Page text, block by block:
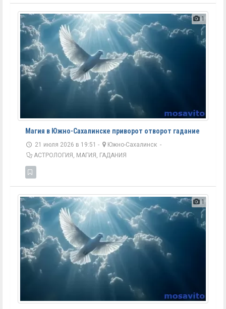
1
Магия в Южно-Сахалинске приворот отворот гадание
21 июля 2026 в 19:51 - Южно-Сахалинск -
АСТРОЛОГИЯ, МАГИЯ, ГАДАНИЯ
1